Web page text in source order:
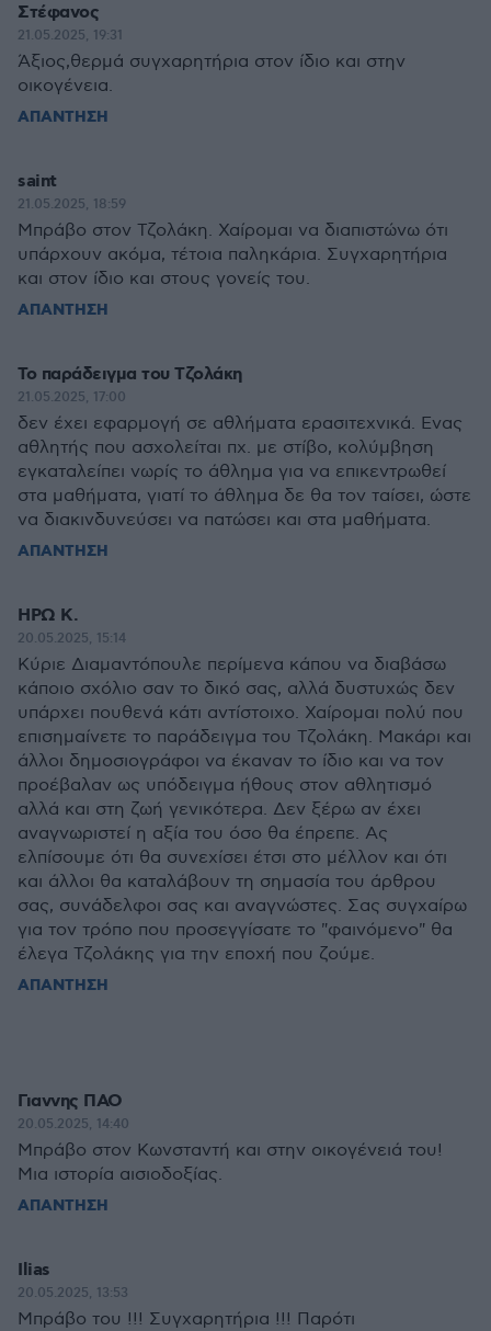
Στέφανος
21.05.2025, 19:31
Άξιος,θερμά συγχαρητήρια στον ίδιο και στην
οικογένεια.
ΑΠΑΝΤΗΣΗ
saint
21.05.2025, 18:59
Μπράβο στον Τζολάκη. Χαίρομαι να διαπιστώνω ότι
υπάρχουν ακόμα, τέτοια παληκάρια. Συγχαρητήρια
και στον ίδιο και στους γονείς του.
ΑΠΑΝΤΗΣΗ
Το παράδειγμα του Τζολάκη
21.05.2025, 17:00
δεν έχει εφαρμογή σε αθλήματα ερασιτεχνικά. Ενας
αθλητής που ασχολείται πχ. με στίβο, κολύμβηση
εγκαταλείπει νωρίς το άθλημα για να επικεντρωθεί
στα μαθήματα, γιατί το άθλημα δε θα τον ταίσει, ώστε
να διακινδυνεύσει να πατώσει και στα μαθήματα.
ΑΠΑΝΤΗΣΗ
ΗΡΩ Κ.
20.05.2025, 15:14
Κύριε Διαμαντόπουλε περίμενα κάπου να διαβάσω
κάποιο σχόλιο σαν το δικό σας, αλλά δυστυχώς δεν
υπάρχει πουθενά κάτι αντίστοιχο. Χαίρομαι πολύ που
επισημαίνετε το παράδειγμα του Τζολάκη. Μακάρι και
άλλοι δημοσιογράφοι να έκαναν το ίδιο και να τον
προέβαλαν ως υπόδειγμα ήθους στον αθλητισμό
αλλά και στη ζωή γενικότερα. Δεν ξέρω αν έχει
αναγνωριστεί η αξία του όσο θα έπρεπε. Ας
ελπίσουμε ότι θα συνεχίσει έτσι στο μέλλον και ότι
και άλλοι θα καταλάβουν τη σημασία του άρθρου
σας, συνάδελφοι σας και αναγνώστες. Σας συγχαίρω
για τον τρόπο που προσεγγίσατε το "φαινόμενο" θα
έλεγα Τζολάκης για την εποχή που ζούμε.
ΑΠΑΝΤΗΣΗ
Γιαννης ΠΑΟ
20.05.2025, 14:40
Μπράβο στον Κωνσταντή και στην οικογένειά του!
Μια ιστορία αισιοδοξίας.
ΑΠΑΝΤΗΣΗ
Ilias
20.05.2025, 13:53
Μπράβο του !!! Συγχαρητήρια !!! Παρότι